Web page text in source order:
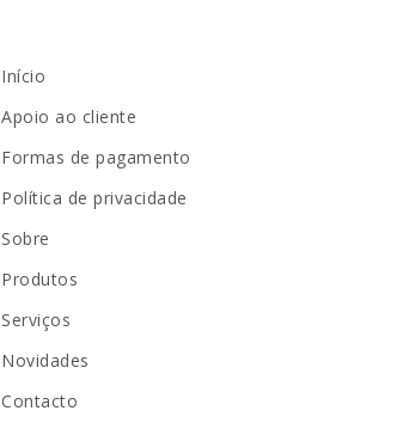
Início
Apoio ao cliente
Formas de pagamento
Política de privacidade
Sobre
Produtos
Serviços
Novidades
Contacto